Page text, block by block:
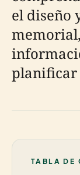
el diseño
planificar
TABLA DE